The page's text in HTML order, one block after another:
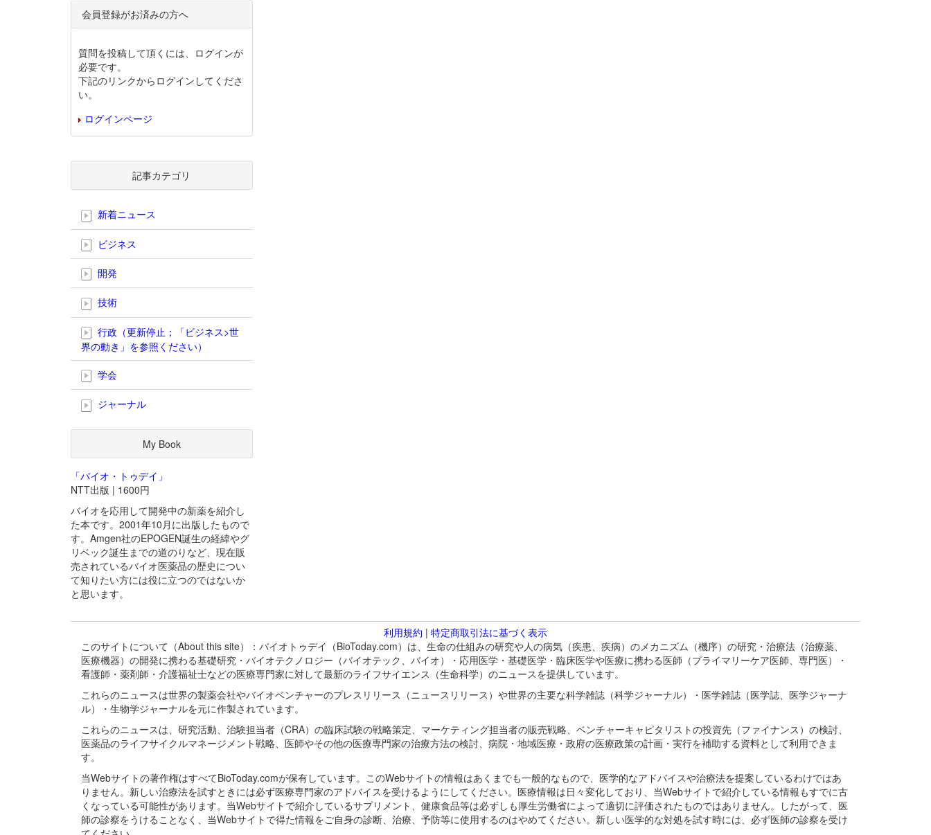
会員登録がお済みの方へ
質問を投稿して頂くには、ログインが
必要です。
下記のリンクからログインしてくださ
い。
ログインページ
記事カテゴリ
新着ニュース
ビジネス
開発
技術
行政（更新停止；「ビジネス>世
界の動き」を参照ください）
学会
ジャーナル
My Book
「バイオ・トゥデイ」
NTT出版 | 1600円
バイオを応用して開発中の新薬を紹介し
た本です。2001年10月に出版したもので
す。Amgen社のEPOGEN誕生の経緯やグ
リベック誕生までの道のりなど、現在販
売されているバイオ医薬品の歴史につい
て知りたい方には役に立つのではないか
と思います。
利用規約 | 特定商取引法に基づく表示
このサイトについて（About this site）：バイオトゥデイ（BioToday.com）は、生命の仕組みの研究や人の病気（疾患、疾病）のメカニズム（機序）の研究・治療法（治療薬、
医療機器）の開発に携わる基礎研究・バイオテクノロジー（バイオテック、バイオ）・応用医学・基礎医学・臨床医学や医療に携わる医師（プライマリーケア医師、専門医）・
看護師・薬剤師・介護福祉士などの医療専門家に対して最新のライフサイエンス（生命科学）のニュースを提供しています。
これらのニュースは世界の製薬会社やバイオベンチャーのプレスリリース（ニュースリリース）や世界の主要な科学雑誌（科学ジャーナル）・医学雑誌（医学誌、医学ジャーナ
ル）・生物学ジャーナルを元に作製されています。
これらのニュースは、研究活動、治験担当者（CRA）の臨床試験の戦略策定、マーケティング担当者の販売戦略、ベンチャーキャピタリストの投資先（ファイナンス）の検討、
医薬品のライフサイクルマネージメント戦略、医師やその他の医療専門家の治療方法の検討、病院・地域医療・政府の医療政策の計画・実行を補助する資料として利用できま
す。
当Webサイトの著作権はすべてBioToday.comが保有しています。このWebサイトの情報はあくまでも一般的なもので、医学的なアドバイスや治療法を提案しているわけではあ
りません。新しい治療法を試すときには必ず医療専門家のアドバイスを受けるようにしてください。医療情報は日々変化しており、当Webサイトで紹介している情報もすでに古
くなっている可能性があります。当Webサイトで紹介しているサプリメント、健康食品等は必ずしも厚生労働省によって適切に評価されたものではありません。したがって、医
師の診察をうけることなく、当Webサイトで得た情報をご自身の診断、治療、予防等に使用するのはやめてください。新しい医学的な対処を試す時には、必ず医師の診察を受け